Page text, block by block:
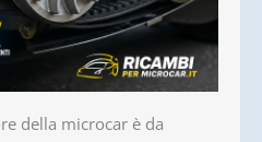
della microcar è da